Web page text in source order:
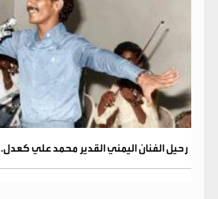
رحيل الفنان اليمني القدير محمد علي كعدل.